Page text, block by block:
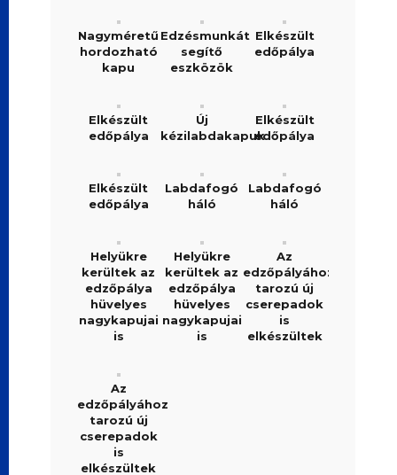
Nagyméretű
hordozható
kapu
Edzésmunkát
segítő
eszközök
Elkészült
edőpálya
Elkészült
edőpálya
Új
kézilabdakapuk
Elkészült
edőpálya
Elkészült
edőpálya
Labdafogó
háló
Labdafogó
háló
Helyükre
kerültek az
edzőpálya
hüvelyes
nagykapujai
is
Helyükre
kerültek az
edzőpálya
hüvelyes
nagykapujai
is
Az
edzőpályához
tarozú új
cserepadok
is
elkészültek
Az
edzőpályához
tarozú új
cserepadok
is
elkészültek